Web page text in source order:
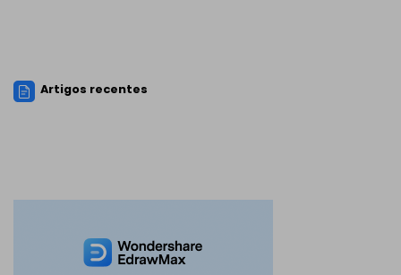
Artigos recentes